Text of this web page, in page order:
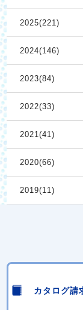
2025(221)
2024(146)
2023(84)
2022(33)
2021(41)
2020(66)
2019(11)
カタログ請